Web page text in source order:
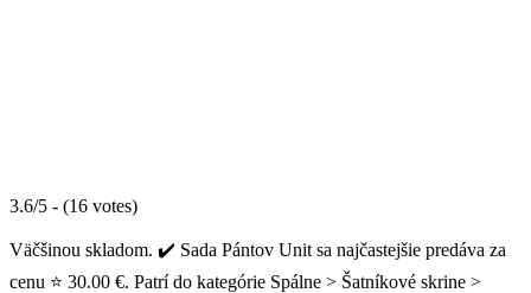
3.6/5 - (16 votes)
Väčšinou skladom. ✔️ Sada Pántov Unit sa najčastejšie predáva za
cenu ⭐ 30.00 €. Patrí do kategórie Spálne > Šatníkové skrine >